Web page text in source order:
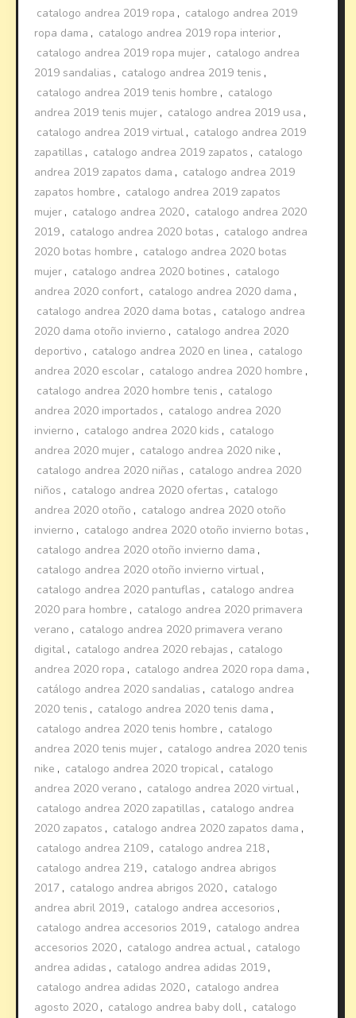
catalogo andrea 2019 ropa , catalogo andrea 2019
ropa dama , catalogo andrea 2019 ropa interior ,
catalogo andrea 2019 ropa mujer , catalogo andrea
2019 sandalias , catalogo andrea 2019 tenis ,
catalogo andrea 2019 tenis hombre , catalogo
andrea 2019 tenis mujer , catalogo andrea 2019 usa ,
catalogo andrea 2019 virtual , catalogo andrea 2019
zapatillas , catalogo andrea 2019 zapatos , catalogo
andrea 2019 zapatos dama , catalogo andrea 2019
zapatos hombre , catalogo andrea 2019 zapatos
mujer , catalogo andrea 2020 , catalogo andrea 2020
2019 , catalogo andrea 2020 botas , catalogo andrea
2020 botas hombre , catalogo andrea 2020 botas
mujer , catalogo andrea 2020 botines , catalogo
andrea 2020 confort, catalogo andrea 2020 dama ,
catalogo andrea 2020 dama botas , catalogo andrea
2020 dama otoño invierno , catalogo andrea 2020
deportivo , catalogo andrea 2020 en linea , catalogo
andrea 2020 escolar , catalogo andrea 2020 hombre ,
catalogo andrea 2020 hombre tenis , catalogo
andrea 2020 importados , catalogo andrea 2020
invierno , catalogo andrea 2020 kids , catalogo
andrea 2020 mujer , catalogo andrea 2020 nike ,
catalogo andrea 2020 niñas , catalogo andrea 2020
niños , catalogo andrea 2020 ofertas , catalogo
andrea 2020 otoño , catalogo andrea 2020 otoño
invierno , catalogo andrea 2020 otoño invierno botas ,
catalogo andrea 2020 otoño invierno dama ,
catalogo andrea 2020 otoño invierno virtual ,
catalogo andrea 2020 pantuflas , catalogo andrea
2020 para hombre , catalogo andrea 2020 primavera
verano , catalogo andrea 2020 primavera verano
digital , catalogo andrea 2020 rebajas , catalogo
andrea 2020 ropa , catalogo andrea 2020 ropa dama ,
catálogo andrea 2020 sandalias , catalogo andrea
2020 tenis , catalogo andrea 2020 tenis dama ,
catalogo andrea 2020 tenis hombre , catalogo
andrea 2020 tenis mujer , catalogo andrea 2020 tenis
nike , catalogo andrea 2020 tropical , catalogo
andrea 2020 verano , catalogo andrea 2020 virtual ,
catalogo andrea 2020 zapatillas , catalogo andrea
2020 zapatos , catalogo andrea 2020 zapatos dama ,
catalogo andrea 2109 , catalogo andrea 218 ,
catalogo andrea 219 , catalogo andrea abrigos
2017 , catalogo andrea abrigos 2020 , catalogo
andrea abril 2019 , catalogo andrea accesorios ,
catalogo andrea accesorios 2019 , catalogo andrea
accesorios 2020 , catalogo andrea actual , catalogo
andrea adidas , catalogo andrea adidas 2019 ,
catalogo andrea adidas 2020 , catalogo andrea
agosto 2020 , catalogo andrea baby doll , catalogo